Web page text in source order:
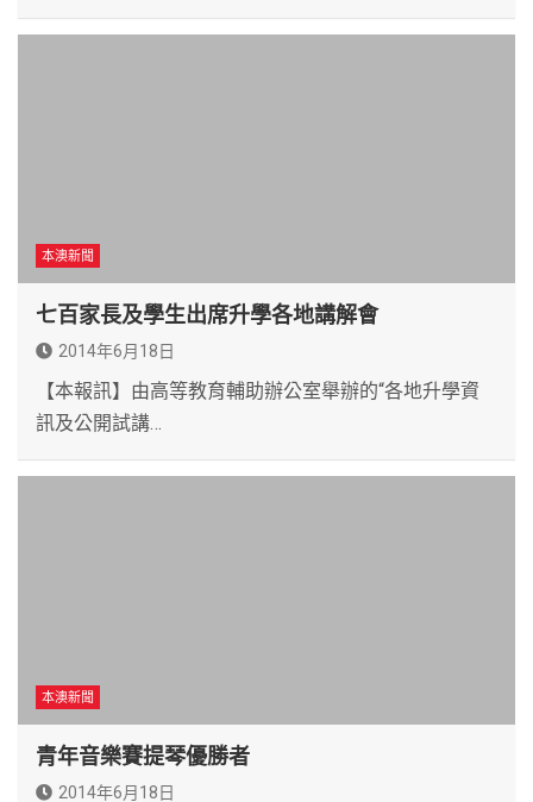
本澳新聞
七百家長及學生出席升學各地講解會
2014年6月18日
【本報訊】由高等教育輔助辦公室舉辦的“各地升學資
訊及公開試講…
本澳新聞
青年音樂賽提琴優勝者
2014年6月18日